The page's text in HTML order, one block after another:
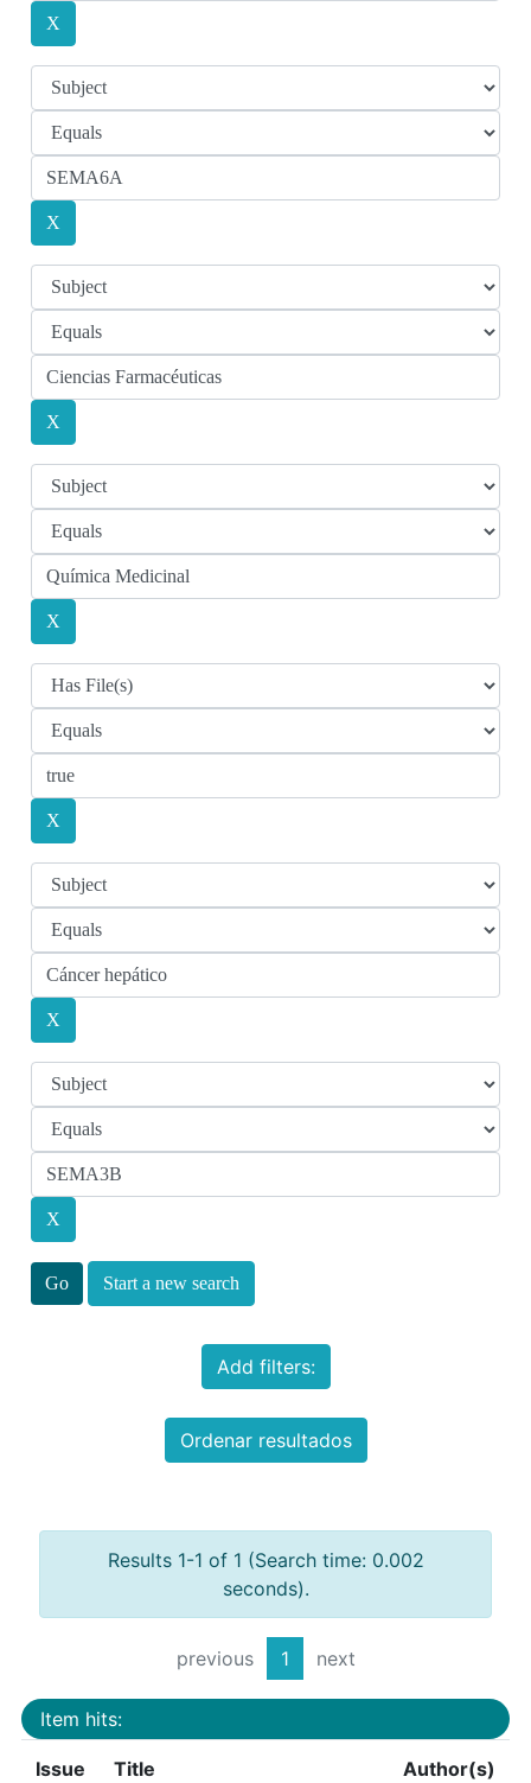
Start a new search
Add filters:
Ordenar resultados
Results 1-1 of 1 (Search time: 0.002
seconds).
previous 1 next
Item hits:
Issue
Title Author(s)